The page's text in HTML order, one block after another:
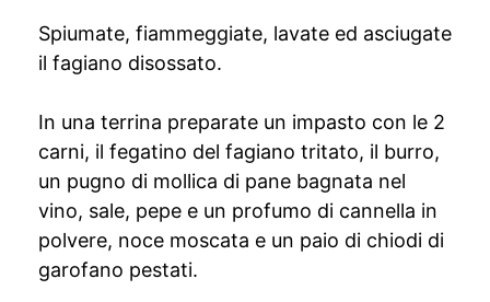
Spiumate, fiammeggiate, lavate ed asciugate
il fagiano disossato.
In una terrina preparate un impasto con le 2
carni, il fegatino del fagiano tritato, il burro,
un pugno di mollica di pane bagnata nel
vino, sale, pepe e un profumo di cannella in
polvere, noce moscata e un paio di chiodi di
garofano pestati.